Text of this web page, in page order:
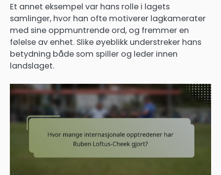
Et annet eksempel var hans rolle i lagets
samlinger, hvor han ofte motiverer lagkamerater
med sine oppmuntrende ord, og fremmer en
følelse av enhet. Slike øyeblikk understreker hans
betydning både som spiller og leder innen
landslaget.